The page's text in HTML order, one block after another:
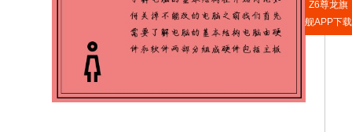
Z6尊龙旗
舰APP下载